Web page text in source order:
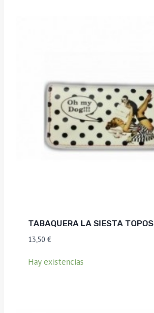
TABAQUERA LA SIESTA TOPOS
13,50 €
Hay existencias